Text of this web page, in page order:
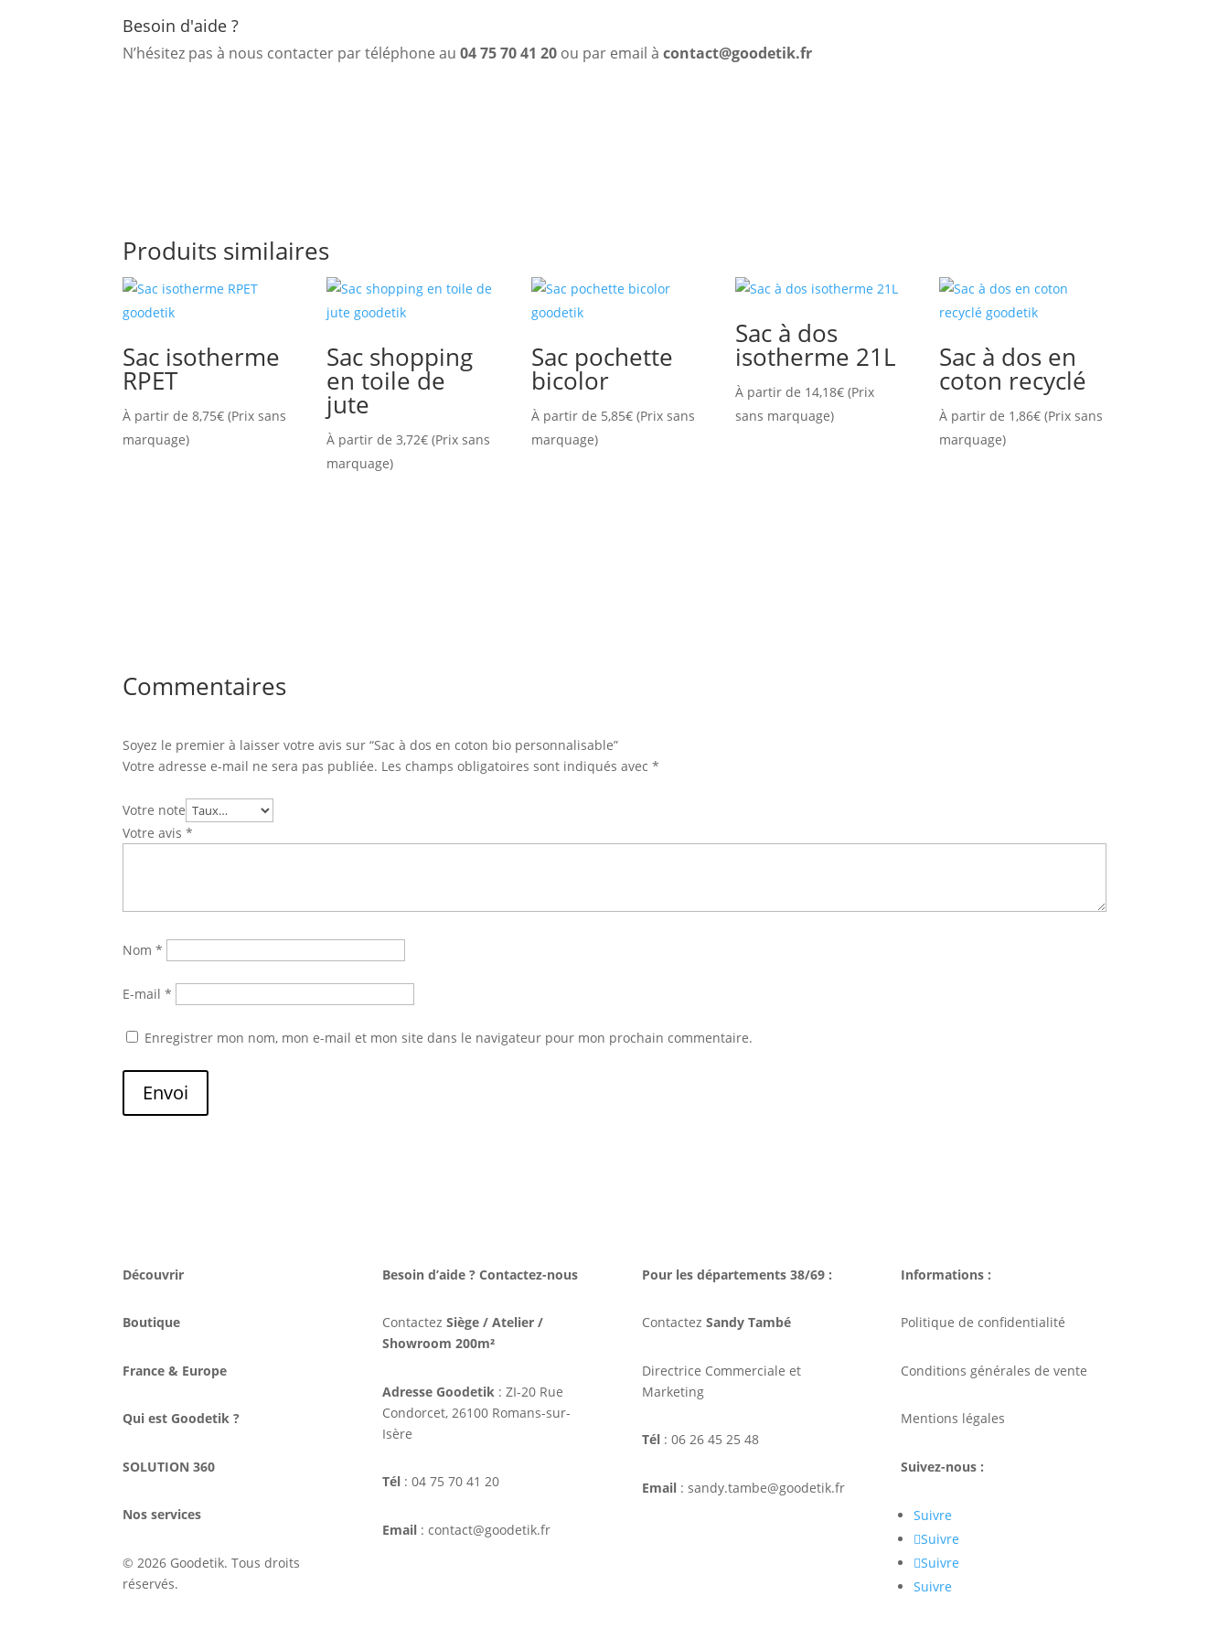
Besoin d'aide ?
N’hésitez pas à nous contacter par téléphone au04 75 70 41 20 ou par email àcontact@goodetik.fr
Produits similaires
Sac isotherme
RPET
À partir de8,75€ (Prix sans
marquage)
Sac shopping
en toile de
jute
À partir de3,72€ (Prix sans
marquage)
Sac pochette
bicolor
À partir de 5,85€(Prix sans
marquage)
Sac à dos
isotherme 21L
À partir de 14,18€(Prix
sans marquage)
Sac à dos en
coton recyclé
À partir de 1,86€(Prix sans
marquage)
Commentaires
Soyez le premier à laisser votre avis sur “Sac à dos en coton bio personnalisable”
Votre adresse e-mail ne sera pas publiée. Les champs obligatoires sont indiqués avec*
Votre note
Votre avis*
Nom*
E-mail*
Enregistrer mon nom, mon e-mail et mon site dans le navigateur pour mon prochain commentaire.
Envoi
Découvrir
Boutique
France & Europe
Qui est Goodetik ?
SOLUTION 360
Nos services
© 2026 Goodetik. Tous droits
réservés.
Besoin d’aide ? Contactez-nous
Contactez Siège / Atelier /
Showroom 200m²
Adresse Goodetik : ZI-20 Rue
Condorcet, 26100 Romans-sur-
Isère
Tél: 04 75 70 41 20
Email: contact@goodetik.fr
Pour les départements 38/69 :
Contactez Sandy També
Directrice Commerciale et
Marketing
Tél: 06 26 45 25 48
Email: sandy.tambe@goodetik.fr
Informations :
Politique de confidentialité
Conditions générales de vente
Mentions légales
Suivez-nous :
Suivre
Suivre
Suivre
Suivre